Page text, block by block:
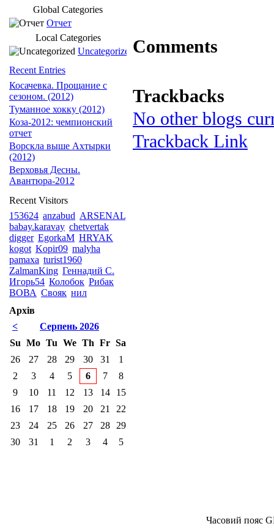
Comments
Trackbacks
No other blogs
Trackback Link
Global Categories
Отчет
Local Categories
Uncategorized
Recent Entries
Косачевка. Прощание с
сезоном. (2012)
Туманное хокку (2012)
Коза-2012: чемпионский
отчет
Ворскла выше Ахтырки
(2012)
Верховья Десны.
Авантюра-2012
Recent Visitors
153624 anzabud ARSENAL
babay.karavay chetvertak
digger EgorkaM HRYAK
kogot Kopir09 malyha
pamaxa turist1960
ZalmanKing Геннадий С.
Игорь54 Колобок Рибак
ВОВА Свояк нил
Архів
<
Серпень 2026
Su Mo Tu We Th Fr Sa
26
27 28 29 30 31
1
2
3 4 5 6 7
8
9
10 11 12 13 14
15
16
17 18 19 20 21
22
23
24 25 26 27 28
29
30
31 1 2 3 4 5
Часовий пояс